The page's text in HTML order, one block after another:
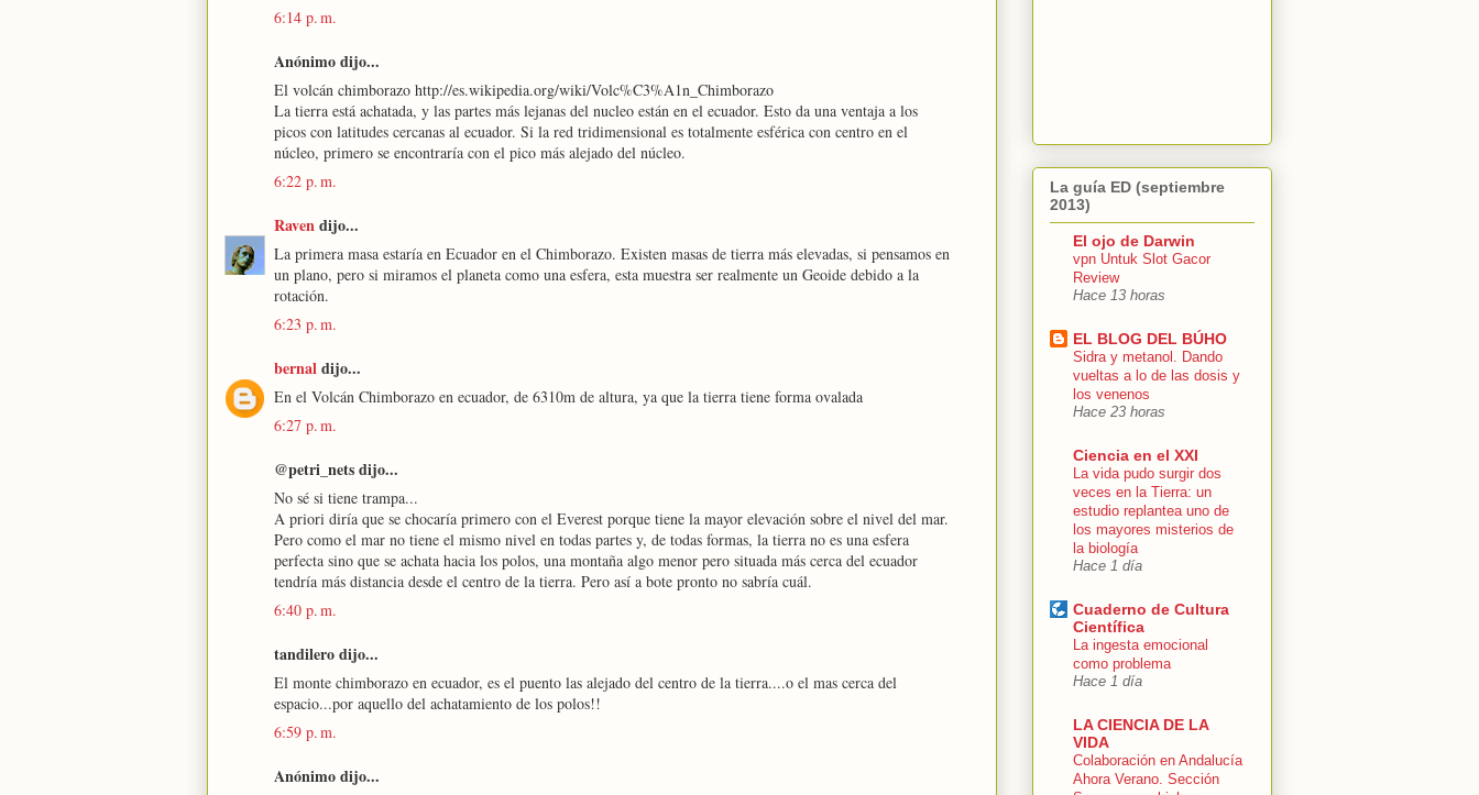
6:14 p. m.
Anónimo dijo...
El volcán chimborazo http://es.wikipedia.org/wiki/Volc%C3%A1n_Chimborazo
La tierra está achatada, y las partes más lejanas del nucleo están en el ecuador. Esto da una ventaja a los
picos con latitudes cercanas al ecuador. Si la red tridimensional es totalmente esférica con centro en el
núcleo, primero se encontraría con el pico más alejado del núcleo.
6:22 p. m.
Ravendijo...
La primera masa estaría en Ecuador en el Chimborazo. Existen masas de tierra más elevadas, si pensamos en
un plano, pero si miramos el planeta como una esfera, esta muestra ser realmente un Geoide debido a la
rotación.
6:23 p. m.
bernaldijo...
En el Volcán Chimborazo en ecuador, de 6310m de altura, ya que la tierra tiene forma ovalada
6:27 p. m.
@petri_nets dijo...
No sé si tiene trampa...
A priori diría que se chocaría primero con el Everest porque tiene la mayor elevación sobre el nivel del mar.
Pero como el mar no tiene el mismo nivel en todas partes y, de todas formas, la tierra no es una esfera
perfecta sino que se achata hacia los polos, una montaña algo menor pero situada más cerca del ecuador
tendría más distancia desde el centro de la tierra. Pero así a bote pronto no sabría cuál.
6:40 p. m.
tandilero dijo...
El monte chimborazo en ecuador, es el puento las alejado del centro de la tierra....o el mas cerca del
espacio...por aquello del achatamiento de los polos!!
6:59 p. m.
Anónimo dijo...
La guía ED (septiembre
2013)
El ojo de Darwin
vpn Untuk Slot Gacor
Review
Hace 13 horas
EL BLOG DEL BÚHO
Sidra y metanol. Dando
vueltas a lo de las dosis y
los venenos
Hace 23 horas
Ciencia en el XXI
La vida pudo surgir dos
veces en la Tierra: un
estudio replantea uno de
los mayores misterios de
la biología
Hace 1 día
Cuaderno de Cultura
Científica
La ingesta emocional
como problema
Hace 1 día
LA CIENCIA DE LA
VIDA
Colaboración en Andalucía
Ahora Verano. Sección